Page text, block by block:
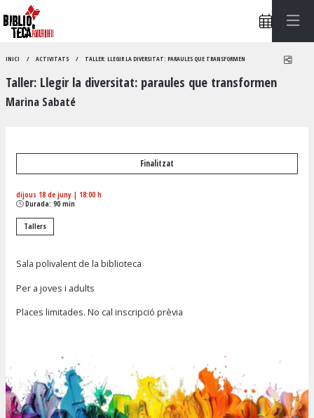
INICI ACTIVITATS TALLER: LLEGIR LA DIVERSITAT: PARAULES QUE TRANSFORMEN
Taller: Llegir la diversitat: paraules que transformen
Marina Sabaté
Finalitzat
dijous 18 de juny | 18:00 h
Durada: 90 min
Tallers
Sala polivalent de la biblioteca
Per a joves i adults
Places limitades. No cal inscripció prèvia